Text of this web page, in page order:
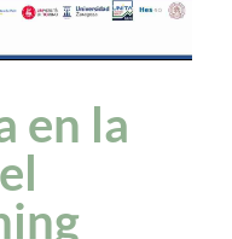
en la